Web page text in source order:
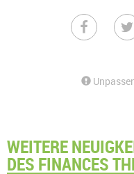
WEITERE
DES FINANCES